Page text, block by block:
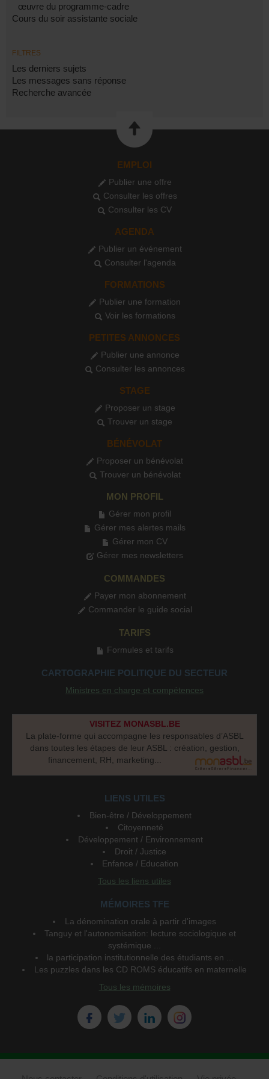
œuvre du programme-cadre
Cours du soir assistante sociale
FILTRES
Les derniers sujets
Les messages sans réponse
Recherche avancée
EMPLOI
Publier une offre
Consulter les offres
Consulter les CV
AGENDA
Publier un événement
Consulter l'agenda
FORMATIONS
Publier une formation
Voir les formations
PETITES ANNONCES
Publier une annonce
Consulter les annonces
STAGE
Proposer un stage
Trouver un stage
BÉNÉVOLAT
Proposer un bénévolat
Trouver un bénévolat
MON PROFIL
Gérer mon profil
Gérer mes alertes mails
Gérer mon CV
Gérer mes newsletters
COMMANDES
Payer mon abonnement
Commander le guide social
TARIFS
Formules et tarifs
CARTOGRAPHIE POLITIQUE DU SECTEUR
Ministres en charge et compétences
VISITEZ MONASBL.BE
La plate-forme qui accompagne les responsables d’ASBL
dans toutes les étapes de leur ASBL : création, gestion,
financement, RH, marketing...
LIENS UTILES
Bien-être / Développement
Citoyenneté
Développement / Environnement
Droit / Justice
Enfance / Education
Tous les liens utiles
MÉMOIRES TFE
La dénomination orale à partir d'images
Tanguy et l'autonomisation: lecture sociologique et
systémique ...
la participation institutionnelle des étudiants en ...
Les puzzles dans les CD ROMS éducatifs en maternelle
Tous les mémoires